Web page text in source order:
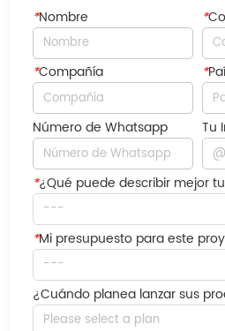
*Nombre *
*Compañía *
Número de Whatsapp Tu
*¿Qué puede describir mejor
---
*Mi presupuesto para este
---
¿Cuándo planea lanzar sus
Please select a plan